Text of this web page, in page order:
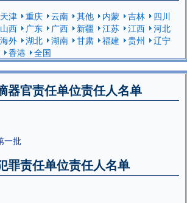
天津 重庆 云南 其他 内蒙 吉林
四川
山西 广东 广西 新疆 江苏 江西
河北
海外 湖北 湖南 甘肃 福建 贵州
辽宁
香港 全国
器官责任单位责任人名单
一批
罪责任单位责任人名单